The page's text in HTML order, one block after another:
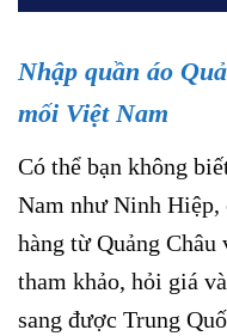
Nhập quần áo
mối Việt Nam
Có thể bạn không
Nam như Ninh
hàng từ Quảng
tham khảo, hỏi giá
sang được Trung